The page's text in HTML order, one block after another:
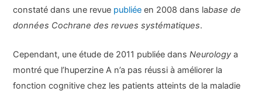
constaté dans une revue publiéeen 2008 dans labase de
données Cochrane des revues systématiques.
Cependant, une étude de 2011 publiée dansNeurologya
montré que l’huperzine A n’a pas réussi à améliorer la
fonction cognitive chez les patients atteints de la maladie